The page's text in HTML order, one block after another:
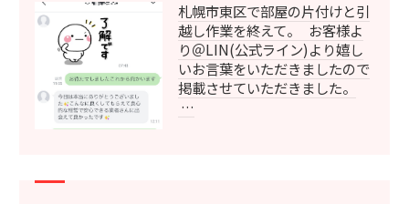
札幌市東区で部屋の片付けと引
越し作業を終えて。 お客様よ
り＠LIN(公式ライン)より嬉し
いお言葉をいただきましたので
掲載させていただきました。
…